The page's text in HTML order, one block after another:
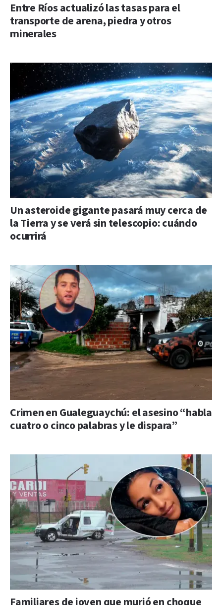
Entre Ríos actualizó las tasas para el
transporte de arena, piedra y otros
minerales
Un asteroide gigante pasará muy cerca de
la Tierra y se verá sin telescopio: cuándo
ocurrirá
Crimen en Gualeguaychú: el asesino “habla
cuatro o cinco palabras y le dispara”
Familiares de joven que murió en choque